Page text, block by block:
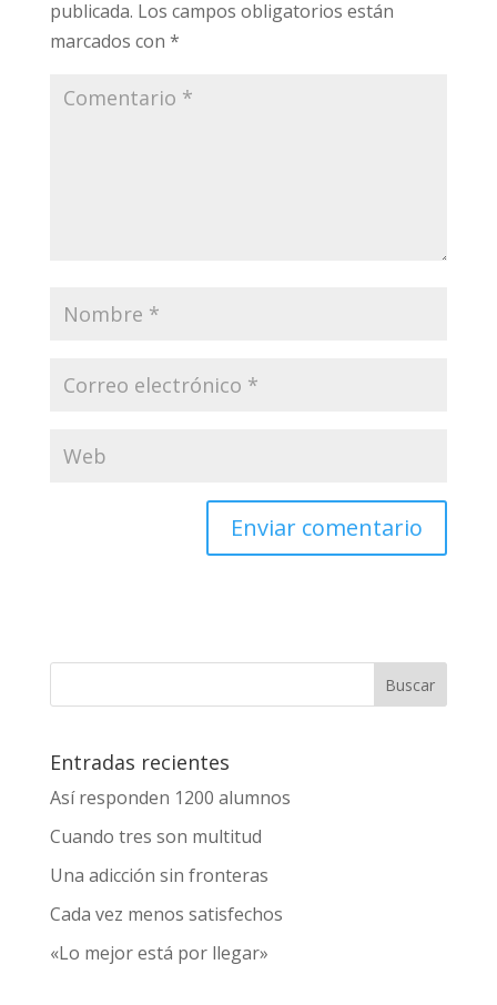
Enviar un comentario
publicada.Los campos obligatorios están
Entradas recientes
Así responden 1200 alumnos
Cuando tres son multitud
Una adicción sin fronteras